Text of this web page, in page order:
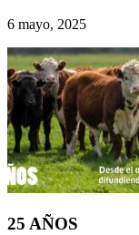
6 mayo, 2025
25 AÑOS